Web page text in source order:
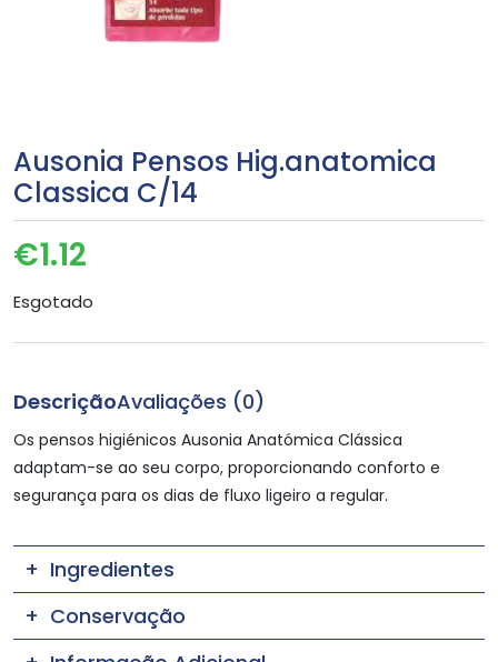
Ausonia Pensos Hig.anatomica
Classica C/14
€1.12
Esgotado
DescriçãoAvaliações (0)
Os pensos higiénicos Ausonia Anatómica Clássica
adaptam-se ao seu corpo, proporcionando conforto e
segurança para os dias de fluxo ligeiro a regular.
Ingredientes
Conservação